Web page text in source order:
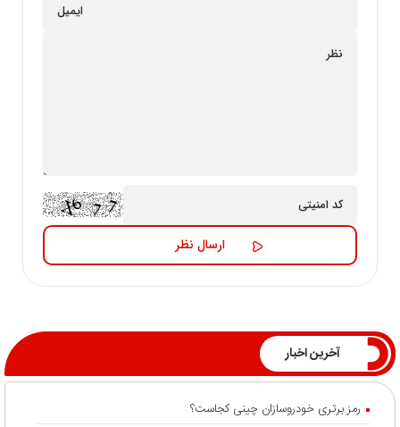
آخرین اخبار
رمز برتری خودروسازان چینی کجاست؟